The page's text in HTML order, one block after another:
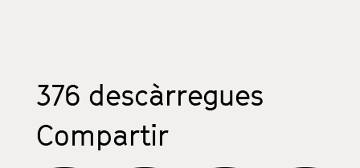
376 descàrregues
Compartir